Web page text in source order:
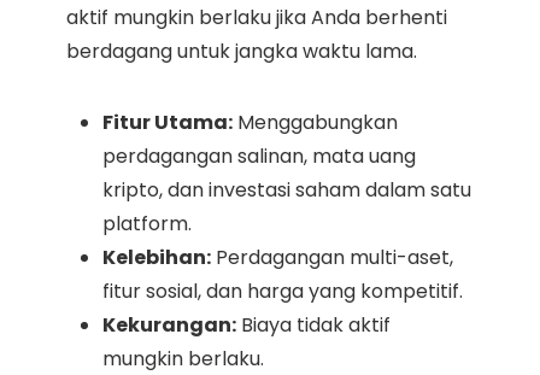
aktif mungkin berlaku jika Anda berhenti
berdagang untuk jangka waktu lama.
Fitur Utama: Menggabungkan
perdagangan salinan, mata uang
kripto, dan investasi saham dalam satu
platform.
Kelebihan: Perdagangan multi-aset,
fitur sosial, dan harga yang kompetitif.
Kekurangan: Biaya tidak aktif
mungkin berlaku.